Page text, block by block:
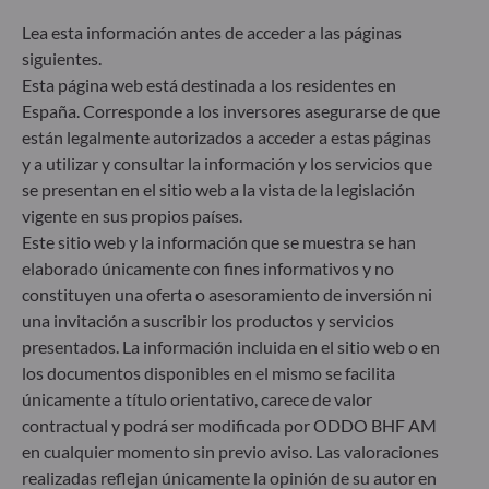
corporativo) en su proceso de toma de decisiones
de inversión. Artículo 9: El equipo de gestión
persigue un objetivo de inversión estrictamente
sostenible que contribuye de forma significativa a
los desafíos de la transición ecológica y aborda los
riesgos de sostenibilidad mediante las
calificaciones proporcionadas por el proveedor de
datos ESG externo de la Sociedad gestora.
Lea esta información antes de acceder a las páginas
siguientes.
Esta página web está destinada a los residentes en
España. Corresponde a los inversores asegurarse de que
están legalmente autorizados a acceder a estas páginas
y a utilizar y consultar la información y los servicios que
se presentan en el sitio web a la vista de la legislación
vigente en sus propios países.
Este sitio web y la información que se muestra se han
elaborado únicamente con fines informativos y no
constituyen una oferta o asesoramiento de inversión ni
una invitación a suscribir los productos y servicios
presentados. La información incluida en el sitio web o en
los documentos disponibles en el mismo se facilita
únicamente a título orientativo, carece de valor
contractual y podrá ser modificada por ODDO BHF AM
en cualquier momento sin previo aviso. Las valoraciones
realizadas reflejan únicamente la opinión de su autor en